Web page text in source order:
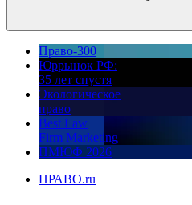
Право-300
Юррынок РФ:
35 лет спустя
Экологическое
право
Best Law
Firm Marketing
ПМЮФ 2026
ПРАВО.ru